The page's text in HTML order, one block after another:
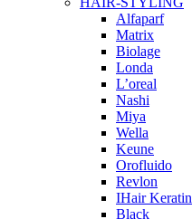
Alfaparf
Matrix
Biolage
Londa
L’oreal
Nashi
Miya
Wella
Keune
Orofluido
Revlon
IHair Keratin
Black